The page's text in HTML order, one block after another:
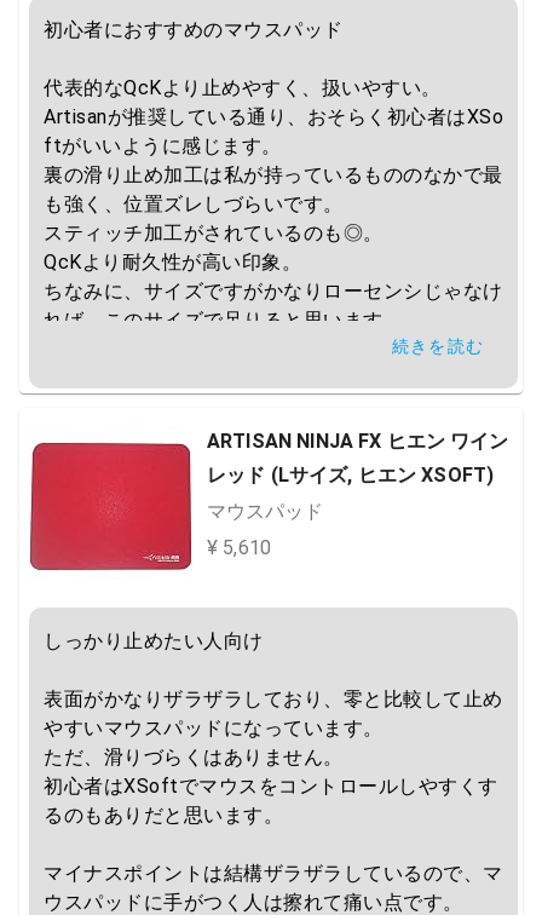
初心者におすすめのマウスパッド
代表的なQcKより止めやすく、扱いやすい。
Artisanが推奨している通り、おそらく初心者はXSo
ftがいいように感じます。
裏の滑り止め加工は私が持っているもののなかで最
も強く、位置ズレしづらいです。
スティッチ加工がされているのも◎。
QcKより耐久性が高い印象。
ちなみに、サイズですがかなりローセンシじゃなけ
れば、このサイズで足りると思います。
ただ耐久性は高く、コントロールしやすいのでおす
続きを読む
ARTISAN NINJA FX ヒエン ワイン
レッド (Lサイズ, ヒエン XSOFT)
マウスパッド
¥ 5,610
しっかり止めたい人向け
表面がかなりザラザラしており、零と比較して止め
やすいマウスパッドになっています。
ただ、滑りづらくはありません。
初心者はXSoftでマウスをコントロールしやすくす
るのもありだと思います。
マイナスポイントは結構ザラザラしているので、マ
ウスパッドに手がつく人は擦れて痛い点です。